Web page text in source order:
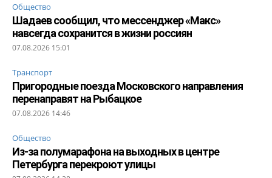
Общество
Шадаев сообщил, что мессенджер «Макс»
навсегда сохранится в жизни россиян
07.08.2026 15:01
Транспорт
Пригородные поезда Московского направления
перенаправят на Рыбацкое
07.08.2026 14:46
Общество
Из-за полумарафона на выходных в центре
Петербурга перекроют улицы